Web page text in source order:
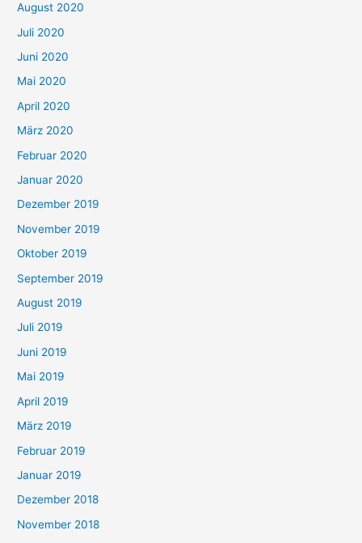
August 2020
Juli 2020
Juni 2020
Mai 2020
April 2020
März 2020
Februar 2020
Januar 2020
Dezember 2019
November 2019
Oktober 2019
September 2019
August 2019
Juli 2019
Juni 2019
Mai 2019
April 2019
März 2019
Februar 2019
Januar 2019
Dezember 2018
November 2018